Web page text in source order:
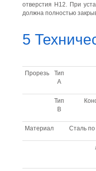
отверстия Н12. При
должна полностью
5
Прорезь
Тип
А
Тип
В
Материал Сталь по